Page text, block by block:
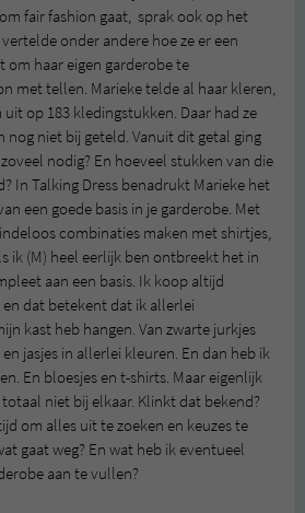
fair fashion gaat, sprak ook op het
onder andere hoe ze er een
om haar eigen garderobe te
met tellen. Marieke telde al haar kleren,
op 183 kledingstukken. Daar had ze
nog niet bij geteld. Vanuit dit getal ging
nodig? En hoeveel stukken van die
In Talking Dress benadrukt Marieke het
een goede basis in je garderobe. Met
combinaties maken met shirtjes,
ik (M) heel eerlijk ben ontbreekt het in
aan een basis. Ik koop altijd
dat betekent dat ik allerlei
kast heb hangen. Van zwarte jurkjes
jasjes in allerlei kleuren. En dan heb ik
En bloesjes en t-shirts. Maar eigenlijk
niet bij elkaar. Klinkt dat bekend?
om alles uit te zoeken en keuzes te
gaat weg? En wat heb ik eventueel
aan te vullen?